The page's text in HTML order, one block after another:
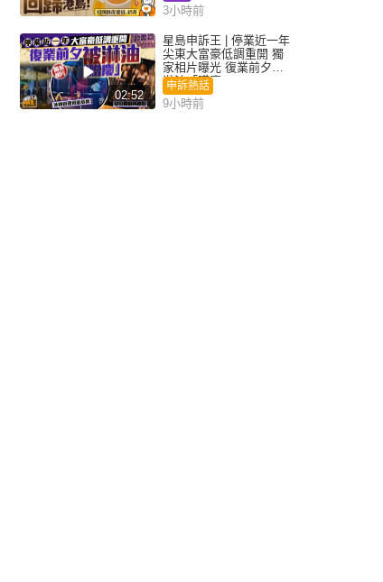
3小時前
02:52
星島申訴王 | 停業近一年
尖東大富豪低調重開 獨
家相片曝光 復業前夕被
淋油「贈慶」
申訴熱話
9小時前